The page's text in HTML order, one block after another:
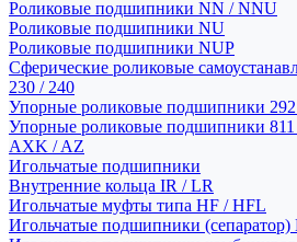
Роликовые подшипники NN / NNU
Роликовые подшипники NU
Роликовые подшипники NUP
Сферические роликовые
230 / 240
Упорные роликовые подшипники
Упорные роликовые подшипники
AXK / AZ
Игольчатые подшипники
Внутренние кольца IR / LR
Игольчатые муфты типа HF / HFL
Игольчатые подшипники